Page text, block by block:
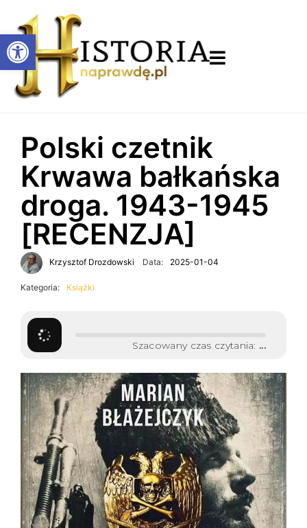
Otwórz pasek narzędzi
Polski czetnik
Krwawa bałkańska
droga. 1943-1945
[RECENZJA]
Krzysztof Drozdowski Data: 2025-01-04
Kategoria: Książki
Szacowany czas czytania: ...